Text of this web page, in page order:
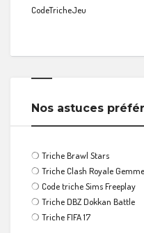
CodeTricheJeu
Nos astuces
❍ Triche Brawl Stars
❍ Triche Clash Royale
❍ Code triche Sims Freeplay
❍ Triche DBZ Dokkan Battle
❍ Triche FIFA 17